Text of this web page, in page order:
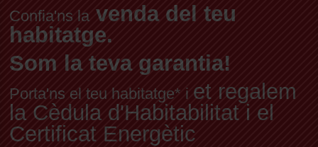
Confia'ns la venda del teu
habitatge.
Som la teva garantia!
Porta'ns el teu habitatge* i et regalem
la Cèdula d'Habitabilitat i el
Certificat Energètic